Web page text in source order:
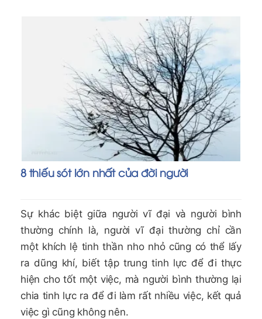
8 thiếu sót lớn nhất của đời người
Sự khác biệt giữa người vĩ đại và người bình
thường chính là, người vĩ đại thường chỉ cần
một khích lệ tinh thần nho nhỏ cũng có thể lấy
ra dũng khí, biết tập trung tinh lực để đi thực
hiện cho tốt một việc, mà người bình thường lại
chia tinh lực ra để đi làm rất nhiều việc, kết quả
việc gì cũng không nên.